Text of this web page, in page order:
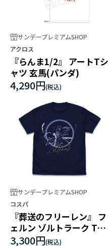
サンデープレミアムSHOP
アクロス
『らんま1/2』 アートTシ
ャツ 玄馬(パンダ)
4,290円
サンデープレミアムSHOP
コスパ
『葬送のフリーレン』 フ
ェルン ゾルトラーク Tシ
ャツ NAVY
3,300円